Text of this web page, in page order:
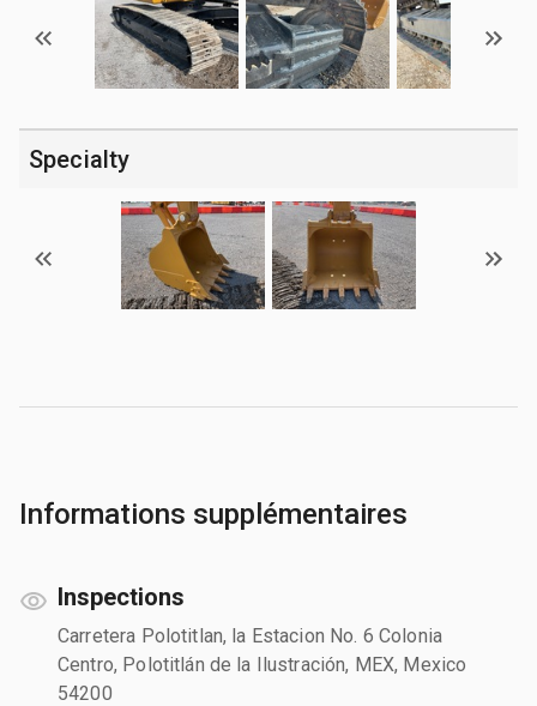
Specialty
Informations supplémentaires
Inspections
Carretera Polotitlan, la Estacion No. 6 Colonia
Centro, Polotitlán de la Ilustración, MEX, Mexico
54200